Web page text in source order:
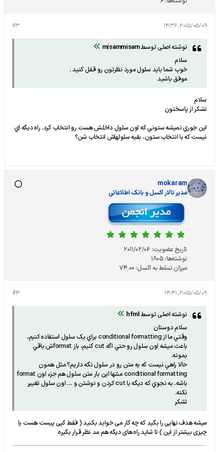
#3 2015/05/09, 14:36
نوشته اصلی توسطmisammisam
سلام
خوب شما باید سلول مورد نظرتون رو قفل کنید .
موفق باشید
سلام
تشکر از پاسختون
اين جوري نميشه ستوني که اون سلول داخلش هست رو انتخاب کرد. راه ديگه اي
نيست که با انتخاب ستون، بقيه سلولهاش انتخاب شن؟
mokaram
مدير تالار اکسل و بانک اطلاعاتی
تاریخ عضویت: 2011/02/06
نوشته‌ها: 1805
میزان تسلط به اکسل: 74.00
#4 2015/05/09, 14:41
نوشته اصلی توسطhfml
سلام دوستان
وقتي ما از conditional formatting براي يک سلول استفاده کنيم،
باعث ميشه اون سلول رو حتي اگه cut کنيم، باز formatش باقي
بمونه.
حالا راهي نيست که يه متن رو در سلول نگه داريم؟ مثل همون
conditional formatting منتها اين بار متن سلول هم جزء اون format
باشه. به نجوي که ديگه با cut کردن و نوشتن و ... اون سلول تغيير
نکنه.
تشکر
میشه هدف نهایی را بگید که چه کار می خواید بکنید ( فقط کپی پیست هست یا
چیزی بیشتر از این ) تا شاید راه های دیگه هم مد نظر قرار بگیره